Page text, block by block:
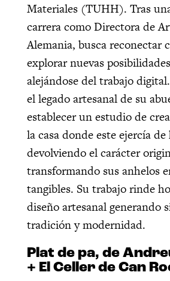
Materiales (TUHH). Tras
carrera como Directora de
Alemania, busca reconectar
explorar nuevas
alejándose del trabajo
el legado artesanal de su
establecer un estudio de
la casa donde este ejercía
devolviendo el carácter
transformando sus anhelos
tangibles. Su trabajo rinde
diseño artesanal generando
tradición y modernidad.
Plat de pa, de
+ El Celler de Can